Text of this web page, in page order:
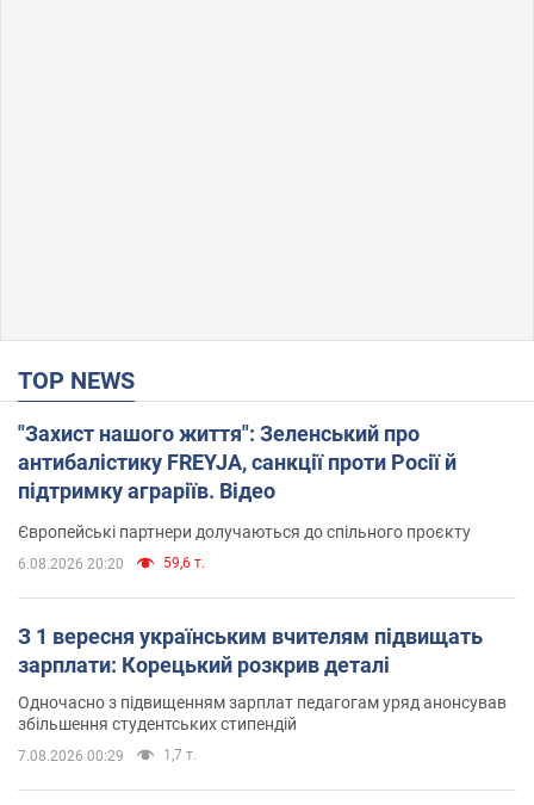
TOP NEWS
"Захист нашого життя": Зеленський про
антибалістику FREYJA, санкції проти Росії й
підтримку аграріїв. Відео
Європейські партнери долучаються до спільного проєкту
6.08.2026 20:20 59,6 т.
З 1 вересня українським вчителям підвищать
зарплати: Корецький розкрив деталі
Одночасно з підвищенням зарплат педагогам уряд анонсував
збільшення студентських стипендій
7.08.2026 00:29 1,7 т.